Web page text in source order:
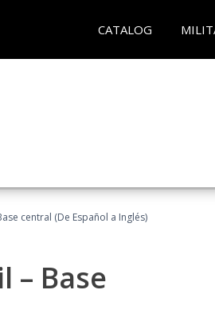
CATALOG
central (De Español a Inglés)
– Base